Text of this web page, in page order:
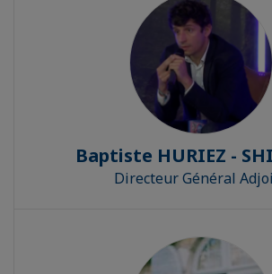
Baptiste HURIEZ -
Directeur Général